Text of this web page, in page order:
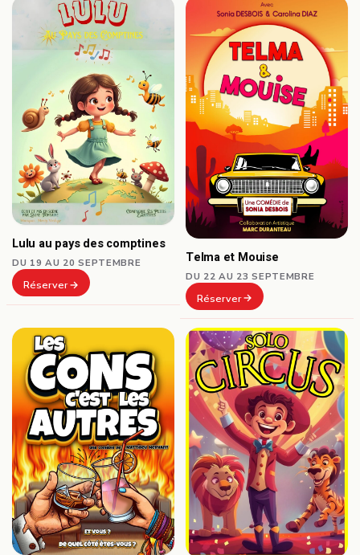
Lulu au pays des comptines
DU 19 AU 20 SEPTEMBRE
Réserver
Telma et Mouise
DU 22 AU 23 SEPTEMBRE
Réserver